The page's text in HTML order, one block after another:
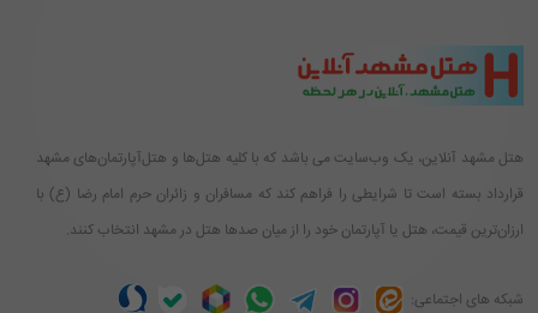
هتل مشهد آنلاین، یک وب‌سایت می باشد که با کلیه هتل‌ها و هتل‌آپارتمان‌های مشهد
قرارداد بسته است تا شرایطی را فراهم کند که مسافران و زائران حرم امام رضا (ع) با
ارزان‌ترین قیمت، هتل یا آپارتمان خود را از میان صدها هتل در مشهد انتخاب کنند.
شبکه های اجتماعی: